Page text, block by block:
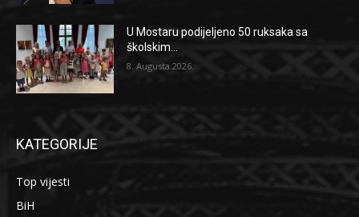
U Mostaru podijeljeno 50 ruksaka sa
školskim...
8. Augusta 2026.
KATEGORIJE
Top vijesti
BiH